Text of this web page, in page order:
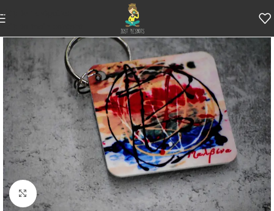
Skip to navigation
Skip to main content
Κάντε κλικ για μεγέθυνση